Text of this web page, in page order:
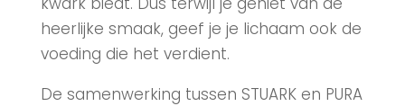
heerlijke smaak, geef je je lichaam ook de
voeding die het verdient.
De samenwerking tussen STUARK en PURA